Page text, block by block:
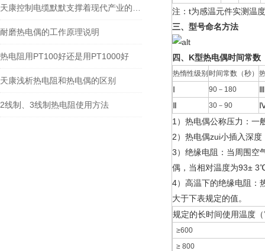
耐磨热电偶的工作原理说明
热电阻用PT100好还是用PT1000好
天康浅析热电阻和热电偶的区别
2线制、3线制热电阻使用方法
注：t为感温元件实测温
三、型号命名方法
四、K型热电偶时间常数
热惰性级别 时间常数（秒）
Ⅰ 90－180
Ⅲ
Ⅱ
30－90
1）热电偶公称压力：一
2）热电偶zui小插入深
3）绝缘电阻：当周围空
偶，当相对温度为93±
4）高温下的绝缘电阻：
大于下表规定的值。
规定的长时间使用温度
≥600
≥ 800